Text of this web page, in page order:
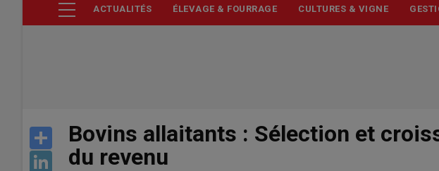
ACTUALITÉS ÉLEVAGE & FOURRAGE CULTURES & VIGNE
Share
LinkedIn
Bovins allaitants : Sélection et
du revenu